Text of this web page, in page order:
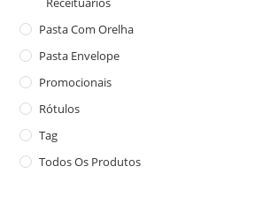
Pasta Com Orelha
Pasta Envelope
Promocionais
Rótulos
Tag
Todos Os Produtos